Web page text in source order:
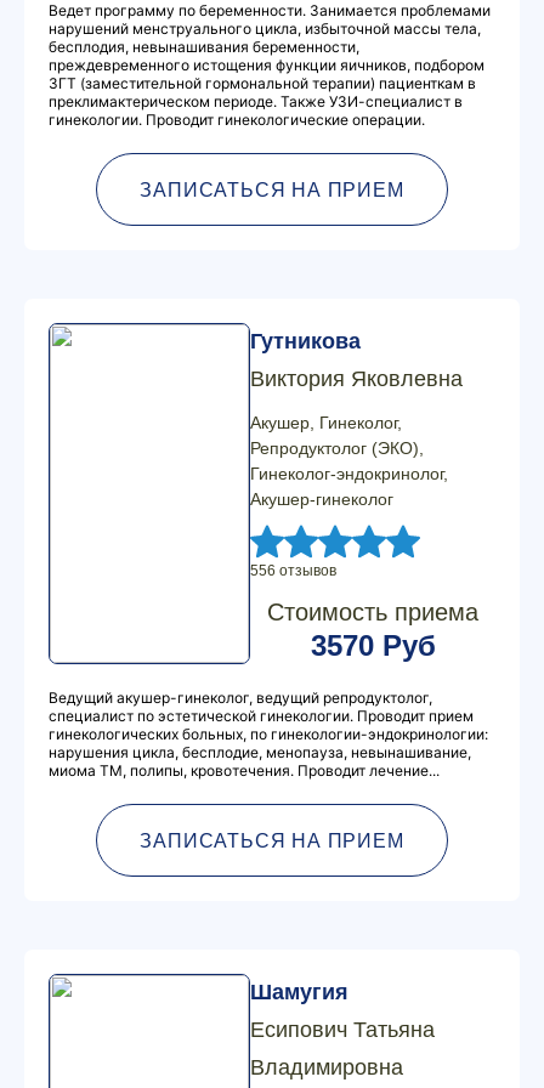
Ведет программу по беременности. Занимается проблемами
нарушений менструального цикла, избыточной массы тела,
бесплодия, невынашивания беременности,
преждевременного истощения функции яичников, подбором
ЗГТ (заместительной гормональной терапии) пациенткам в
преклимактерическом периоде. Также УЗИ-специалист в
гинекологии. Проводит гинекологические операции.
ЗАПИСАТЬСЯ НА ПРИЕМ
Гутникова
Виктория Яковлевна
Акушер, Гинеколог,
Репродуктолог (ЭКО),
Гинеколог-эндокринолог,
Акушер-гинеколог
556 отзывов
Стоимость приема
3570 Руб
Ведущий акушер-гинеколог, ведущий репродуктолог,
специалист по эстетической гинекологии. Проводит прием
гинекологических больных, по гинекологии-эндокринологии:
нарушения цикла, бесплодие, менопауза, невынашивание,
миома ТМ, полипы, кровотечения. Проводит лечение...
ЗАПИСАТЬСЯ НА ПРИЕМ
Шамугия
Есипович Татьяна
Владимировна